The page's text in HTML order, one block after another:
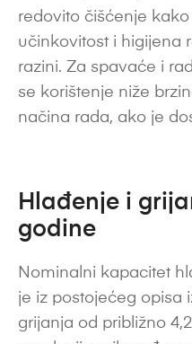
redovito čišćenje
učinkovitost i higijena
razini. Za spavaće i
se korištenje niže
načina rada, ako je
Hlađenje i
godine
Nominalni kapacitet
je iz postojećeg opisa
grijanja od približno